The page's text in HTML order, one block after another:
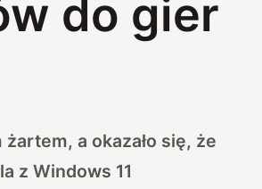
do gier
a okazało się, że
z Windows 11